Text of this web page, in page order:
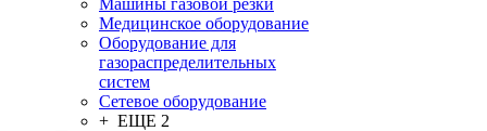
Машины газовой резки
Медицинское оборудование
Оборудование для
газораспределительных
систем
Сетевое оборудование
+ ЕЩЕ 2